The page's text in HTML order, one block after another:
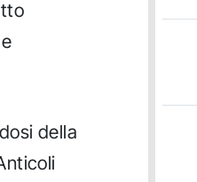
della